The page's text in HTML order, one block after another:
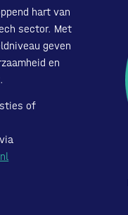
hart van
sector. Met
geven
en
of